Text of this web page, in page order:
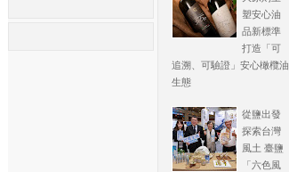
塑安心油
品新標準
打造「可
追溯、可驗證」安心橄欖油
生態
從鹽出發
探索台灣
風土 臺鹽
「六色風